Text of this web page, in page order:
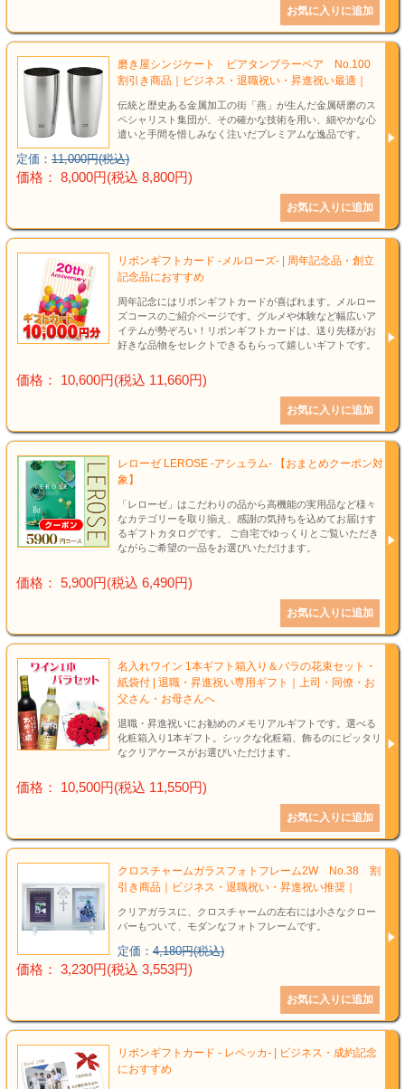
磨き屋シンジケート ビアタンブラーペア No.100
割引き商品｜ビジネス・退職祝い・昇進祝い最適｜
伝統と歴史ある金属加工の街「燕」が生んだ金属研磨のス
ペシャリスト集団が、その確かな技術を用い、細やかな心
遣いと手間を惜しみなく注いだプレミアムな逸品です。
定価： 11,000円(税込)
価格： 8,000円(税込 8,800円)
リボンギフトカード -メルローズ- | 周年記念品・創立
記念品におすすめ
周年記念にはリボンギフトカードが喜ばれます。メルロー
ズコースのご紹介ページです。グルメや体験など幅広いア
イテムが勢ぞろい！リボンギフトカードは、送り先様がお
好きな品物をセレクトできるもらって嬉しいギフトです。
価格： 10,600円(税込 11,660円)
レローゼ LEROSE -アシュラム- 【おまとめクーポン対
象】
「レローゼ」はこだわりの品から高機能の実用品など様々
なカテゴリーを取り揃え、感謝の気持ちを込めてお届けす
るギフトカタログです。 ご自宅でゆっくりとご覧いただき
ながらご希望の一品をお選びいただけます。
価格： 5,900円(税込 6,490円)
名入れワイン 1本ギフト箱入り＆バラの花束セット・
紙袋付 | 退職・昇進祝い専用ギフト｜上司・同僚・お
父さん・お母さんへ
退職・昇進祝いにお勧めのメモリアルギフトです。選べる
化粧箱入り1本ギフト。シックな化粧箱、飾るのにピッタリ
なクリアケースがお選びいただけます。
価格： 10,500円(税込 11,550円)
クロスチャームガラスフォトフレーム2W No.38 割
引き商品｜ビジネス・退職祝い・昇進祝い推奨｜
クリアガラスに、クロスチャームの左右には小さなクロー
バーもついて、モダンなフォトフレームです。
定価： 4,180円(税込)
価格： 3,230円(税込 3,553円)
リボンギフトカード - レベッカ- | ビジネス・成約記念
におすすめ